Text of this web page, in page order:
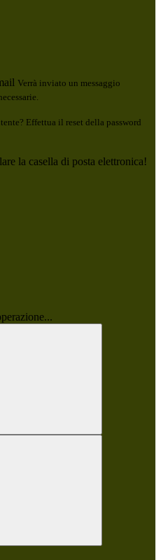
Verrà inviato un messaggio
Effettua il reset della password
la casella di posta elettronica!